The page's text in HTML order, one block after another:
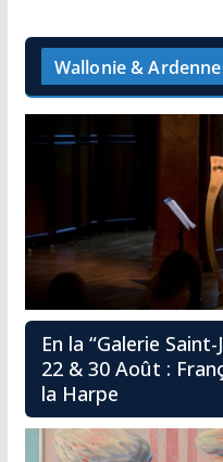
Wallonie &
En la “Galerie
22 & 30 Août :
la Harpe